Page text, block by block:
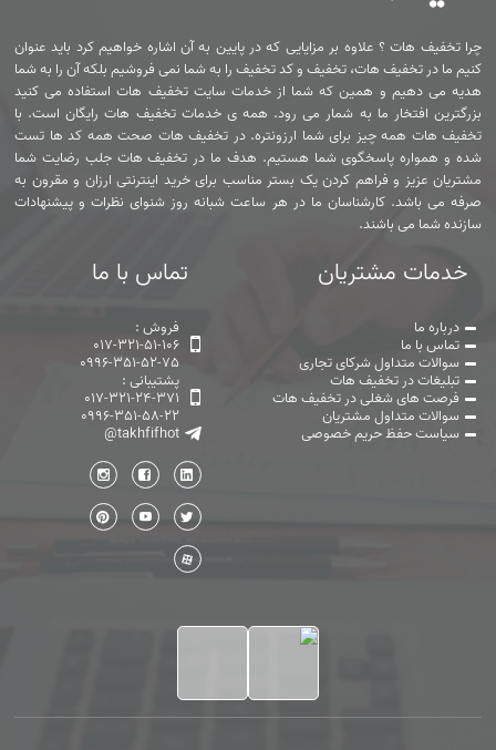
چرا تخفیف هات ؟ علاوه بر مزایایی که در پایین به آن اشاره خواهیم کرد باید عنوان
کنیم ما در تخفیف هات، تخفیف و کد تخفیف را به شما نمی فروشیم بلکه آن را به شما
هدیه می دهیم و همین که شما از خدمات سایت تخفیف هات استفاده می کنید
بزرگترین افتخار ما به شمار می رود. همه ی خدمات تخفیف هات رایگان است. با
تخفیف هات همه چیز برای شما ارزونتره. در تخفیف هات صحت همه کد ها تست
شده و همواره پاسخگوی شما هستیم. هدف ما در تخفیف هات جلب رضایت شما
مشتریان عزیز و فراهم کردن یک بستر مناسب برای خرید اینترنتی ارزان و مقرون به
صرفه می باشد. کارشناسان ما در هر ساعت شبانه روز شنوای نظرات و پیشنهادات
سازنده شما می باشند.
خدمات مشتریان
درباره ما
تماس با ما
سوالات متداول شرکای تجاری
تبلیغات در تخفیف هات
فرصت های شغلی در تخفیف هات
سوالات متداول مشتریان
سیاست حفظ حریم خصوصی
تماس با ما
فروش :
017-321-51-106
0996-351-52-75
پشتیبانی :
017-321-24-371
0996-351-58-22
@takhfifhot